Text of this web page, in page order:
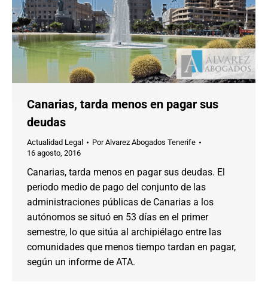
Canarias, tarda menos en pagar sus
deudas
Actualidad Legal PorAlvarez Abogados Tenerife
16 agosto, 2016
Canarias, tarda menos en pagar sus deudas. El
periodo medio de pago del conjunto de las
administraciones públicas de Canarias a los
autónomos se situó en 53 días en el primer
semestre, lo que sitúa al archipiélago entre las
comunidades que menos tiempo tardan en pagar,
según un informe de ATA.